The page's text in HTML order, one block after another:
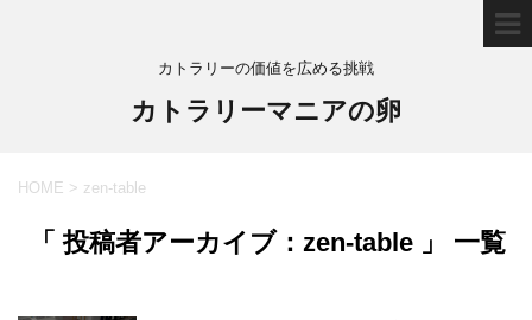
カトラリーの価値を広める挑戦
カトラリーマニアの卵
HOME > zen-table
「 投稿者アーカイブ：zen-table 」 一覧